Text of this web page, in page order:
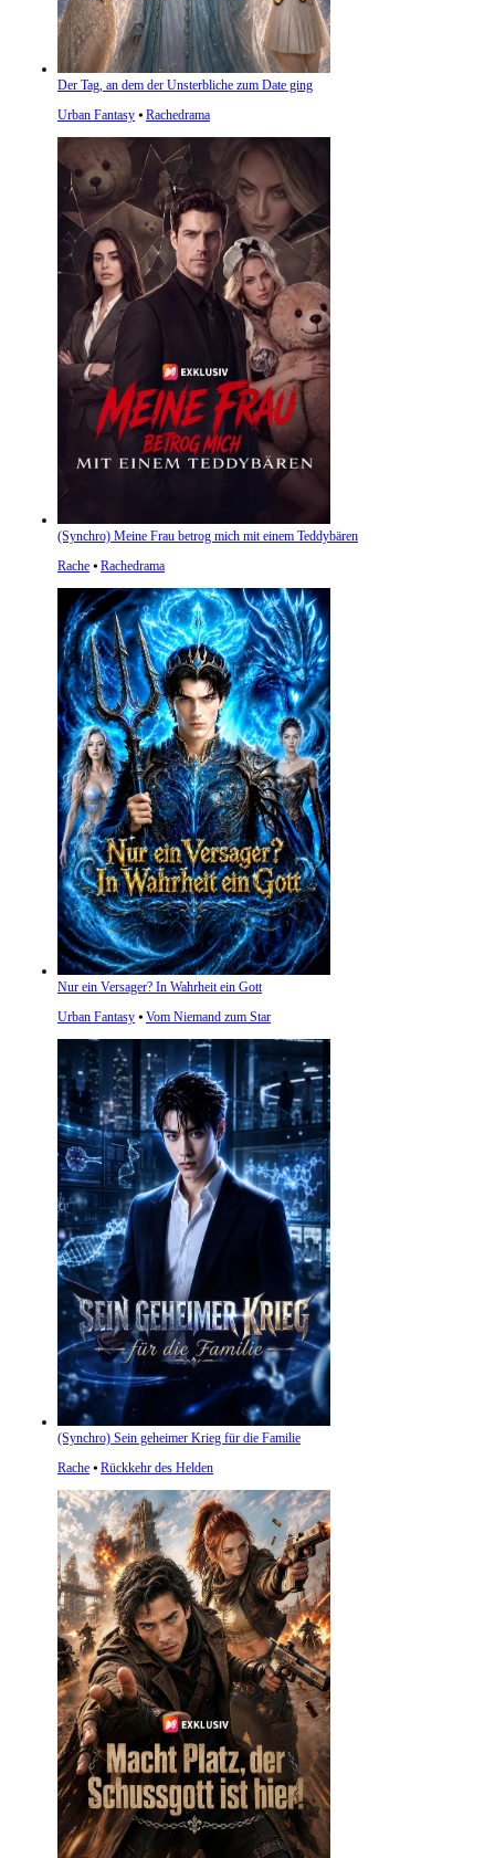
Der Tag, an dem der Unsterbliche zum Date ging
Urban Fantasy ⦁ Rachedrama
(Synchro) Meine Frau betrog mich mit einem Teddybären
Rache ⦁ Rachedrama
Nur ein Versager? In Wahrheit ein Gott
Urban Fantasy ⦁ Vom Niemand zum Star
(Synchro) Sein geheimer Krieg für die Familie
Rache ⦁ Rückkehr des Helden